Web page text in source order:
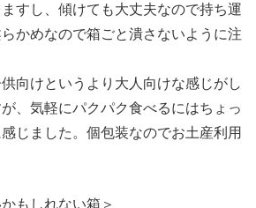
すし、傾けても大丈夫なので持ち運
かめなので箱ごと潰さないように注
向けというより大人向けな感じがし
、気軽にパクパク食べるにはちょっ
じました。個包装なのでお土産利用
もしれない箱＞